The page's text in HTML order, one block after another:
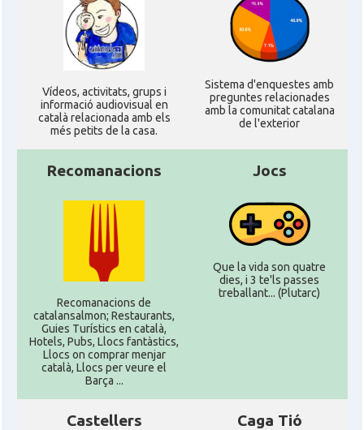
Ví­deos, activitats, grups i
informació audiovisual en
català relacionada amb els
més petits de la casa.
Sistema d'enquestes amb
preguntes relacionades
amb la comunitat catalana
de l'exterior
Recomanacions
Recomanacions de
catalansalmon; Restaurants,
Guies Turístics en català,
Hotels, Pubs, Llocs fantàstics,
Llocs on comprar menjar
català, Llocs per veure el
Barça ...
Jocs
Que la vida son quatre
dies, i 3 te'ls passes
treballant... (Plutarc)
Castellers Caga Tió